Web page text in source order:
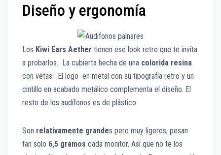
Diseño y ergonomía
Los Kiwi Ears Aether tienen ese look retro que te invita
a probarlos. La cubierta hecha de una colorida resina
con vetas . El logo en metal con su tipografía retro y un
cintillo en acabado metálico complementa el diseño. El
resto de los audífonos es de plástico.
Son relativamente grandes pero muy ligeros, pesan
tan solo 6,5 gramos cada monitor. Así que no te los